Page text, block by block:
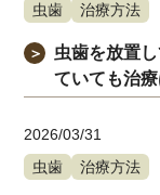
虫歯
治療方法
＞
虫歯を放置
ていても治
2026/03/31
虫歯
治療方法